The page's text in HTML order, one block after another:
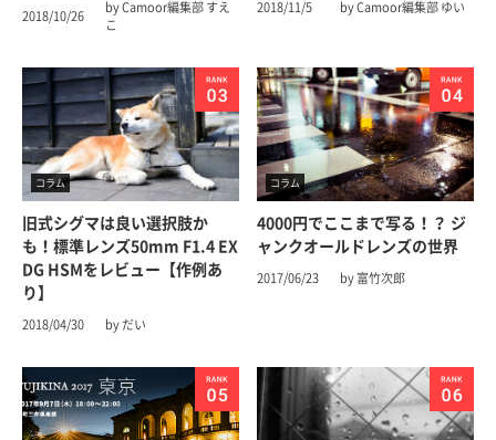
2018/10/26
by Camoor編集部 すえ
こ
2018/11/5 by Camoor編集部 ゆい
コラム
旧式シグマは良い選択肢か
も！標準レンズ50mm F1.4 EX
DG HSMをレビュー【作例あ
り】
2018/04/30 by だい
コラム
4000円でここまで写る！？ ジ
ャンクオールドレンズの世界
2017/06/23 by 富竹次郎